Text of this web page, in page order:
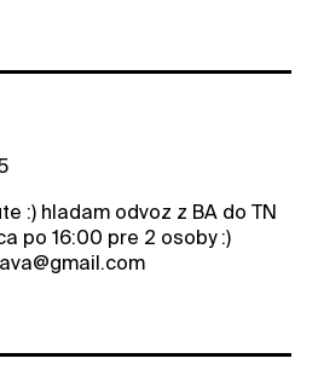
:) hladam odvoz z BA do TN
po 16:00 pre 2 osoby :)